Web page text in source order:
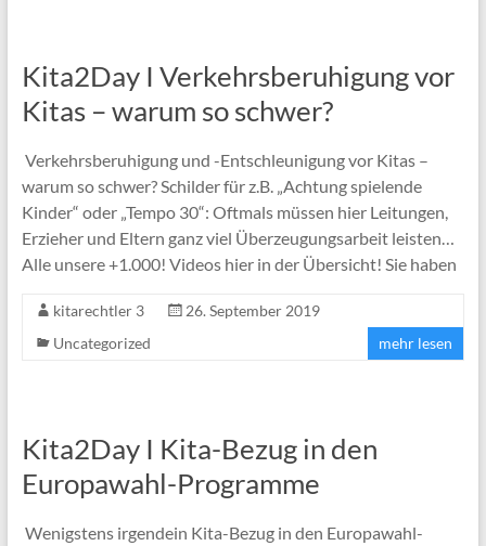
Kita2Day I Verkehrsberuhigung vor
Kitas – warum so schwer?
Verkehrsberuhigung und -Entschleunigung vor Kitas –
warum so schwer? Schilder für z.B. „Achtung spielende
Kinder“ oder „Tempo 30“: Oftmals müssen hier Leitungen,
Erzieher und Eltern ganz viel Überzeugungsarbeit leisten…
Alle unsere +1.000! Videos hier in der Übersicht! Sie haben
kitarechtler 3
26. September 2019
Uncategorized
mehr lesen
Kita2Day I Kita-Bezug in den
Europawahl-Programme
Wenigstens irgendein Kita-Bezug in den Europawahl-